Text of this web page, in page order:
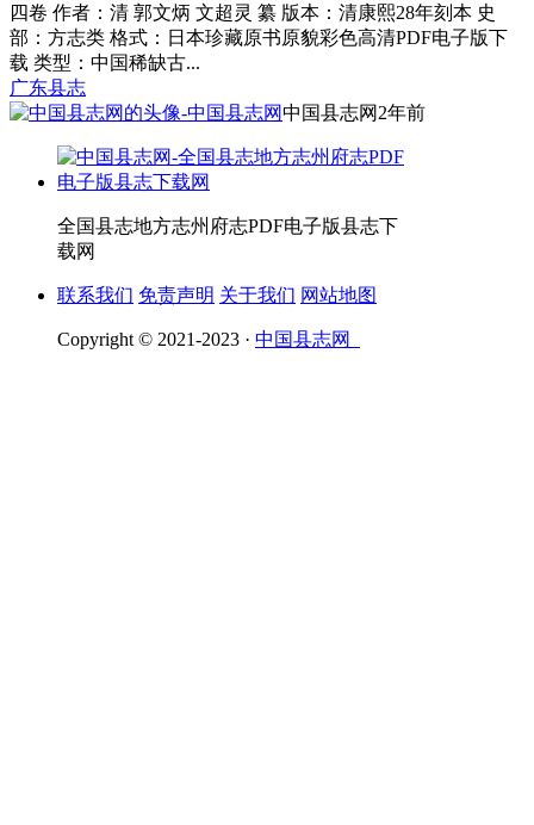
四卷 作者：清 郭文炳 文超灵 纂 版本：清康熙28年刻本 史
部：方志类 格式：日本珍藏原书原貌彩色高清PDF电子版下
载 类型：中国稀缺古...
广东县志
中国县志网 2年前
全国县志地方志州府志PDF电子版县志下
载网
联系我们 免责声明 关于我们 网站地图
Copyright © 2021-2023 · 中国县志网